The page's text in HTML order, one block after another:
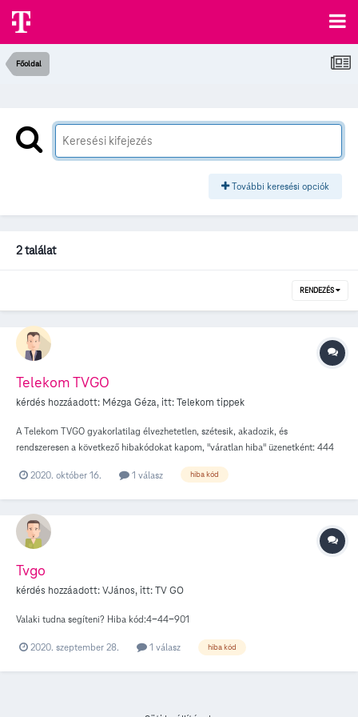
Főoldal
További keresési opciók
2 találat
RENDEZÉS
Telekom TVGO
kérdés hozzáadott: Mézga Géza, itt:Telekom tippek
A Telekom TVGO gyakorlatilag élvezhetetlen, szétesik, akadozik, és
rendszeresen a következő hibakódokat kapom, "váratlan hiba" üzenetként: 444
Edge-n és a Chrome-on ugyanúgy jelentkezik, UD blokkoló kikapcsolva, McAfee
meccseknél általános, más műsoroknál alig vagy egyáltalán nem fordul elő.
Bármilyen segítséget előre is megköszönök. MG. Ps: a régi TVGO hibátlanul
működött...
2020. október 16. 1 válasz hiba kód
Tvgo
kérdés hozzáadott:VJános, itt:TV GO
Valaki tudna segíteni? Hiba kód:4-44-901
2020. szeptember 28. 1 válasz hiba kód